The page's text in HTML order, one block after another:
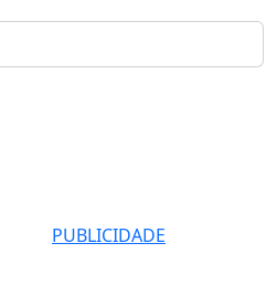
PUBLICIDADE